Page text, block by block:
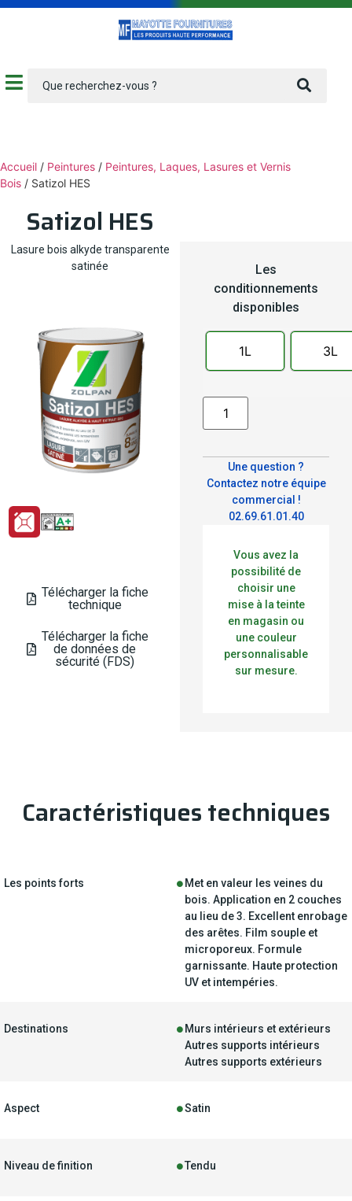
Accueil / Peintures / Peintures, Laques, Lasures et Vernis
Bois / Satizol HES
Satizol HES
Lasure bois alkyde transparente
satinée
Télécharger la fiche
technique
Télécharger la fiche
de données de
sécurité (FDS)
Les
conditionnements
disponibles
1L 3L
Une question ?
Contactez notre équipe
commercial !
02.69.61.01.40
Vous avez la
possibilité de
choisir une
mise à la teinte
en magasin ou
une couleur
personnalisable
sur mesure.
Caractéristiques techniques
Les points forts
Met en valeur les veines du
bois. Application en 2 couches
au lieu de 3. Excellent enrobage
des arêtes. Film souple et
microporeux. Formule
garnissante. Haute protection
UV et intempéries.
Destinations
Murs intérieurs et extérieurs
Autres supports intérieurs
Autres supports extérieurs
Aspect Satin
Niveau de finition Tendu